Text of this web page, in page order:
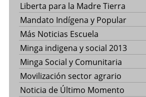
Liberta para la Madre Tierra
Mandato Indígena y Popular
Más Noticias Escuela
Minga indigena y social 2013
Minga Social y Comunitaria
Movilización sector agrario
Noticia de Último Momento